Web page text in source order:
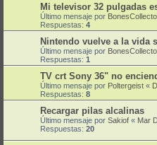
Mi televisor 32 pulgadas
Último mensaje por
Respuestas: 4
Nintendo vuelve a la vida
Último mensaje por
Respuestas: 1
TV crt Sony 36" no
Último mensaje por Poltergeist «
Respuestas: 8
Recargar pilas alcalinas
Último mensaje por Sakiof « Mar
Respuestas: 20